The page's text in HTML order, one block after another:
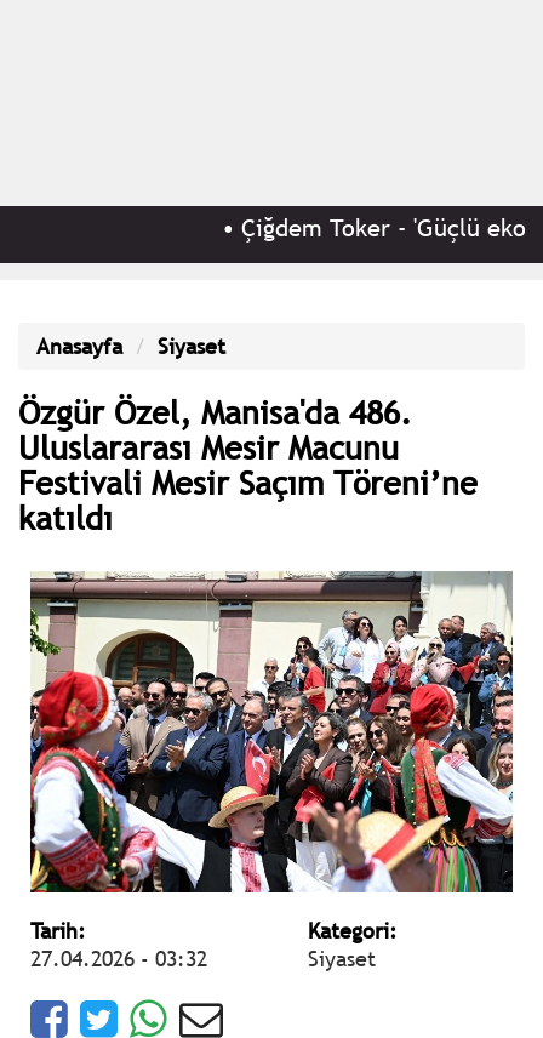
Çiğdem Toker - 'Güçlü
Anasayfa Siyaset
Özgür Özel, Manisa'da 486.
Uluslararası Mesir Macunu
Festivali Mesir Saçım Töreni’ne
katıldı
Tarih:
27.04.2026 - 03:32
Kategori:
Siyaset